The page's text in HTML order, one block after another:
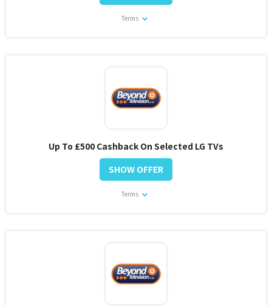
Terms
Up To £500 Cashback On Selected LG TVs
Terms
SHOW OFFER